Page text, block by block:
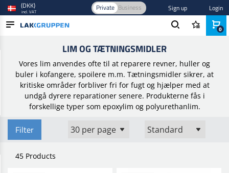
BLOG
BRANDS
(DKK)
incl. VAT Private Business Sign up Login
LIM OG TÆTNINGSMIDLER
Vores lim anvendes ofte til at reparere revner, huller og
buler i kofangere, spoilere m.m. Tætningsmidler sikrer, at
kritiske områder forbliver fri for fugt og hjælper med at
undgå dyrere reparationer senere. Produkterne fås i
forskellige typer som epoxylim og polyurethanlim.
Filter
45 Products
0